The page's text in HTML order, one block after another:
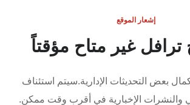
إشعار الموقع
ترافل غير متاح مؤقتاً
بعض التحديثات الإدارية.سيتم استئناف
والنشرات الإخبارية في أقرب وقت ممكن.